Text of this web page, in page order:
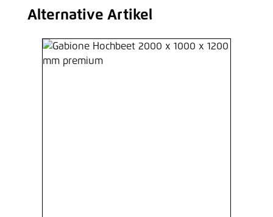
Produktgalerie überspringen
Alternative Artikel